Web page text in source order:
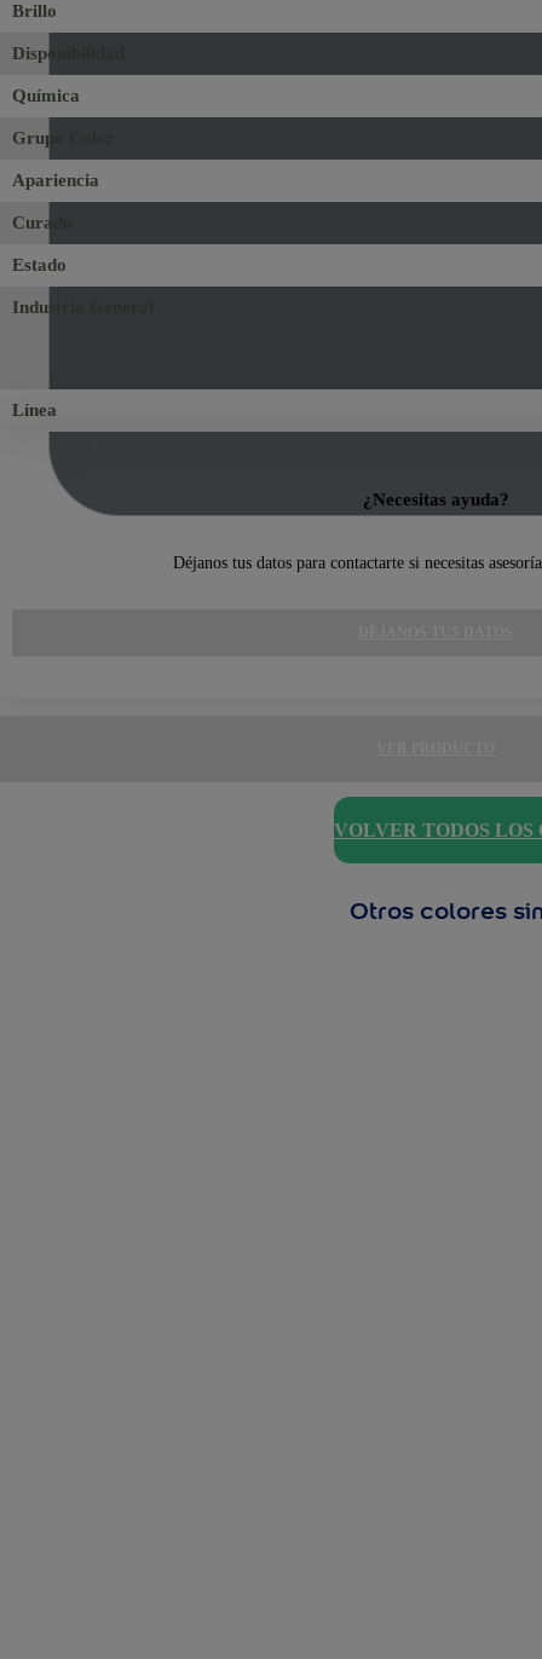
Brillo
Disponibilidad
Química
Grupo Color
Apariencia
Curado
Estado
Industria General
Línea
¿Necesitas ayuda?
Déjanos tus datos para contactarte si necesitas
VOLVER TODOS LOS
Otros colores